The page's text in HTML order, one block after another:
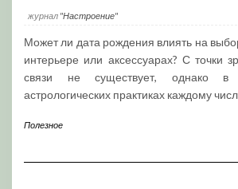
журнал "Настроение"
Может ли дата рождения влиять на
интерьере или аксессуарах? С точки
связи не существует, однако в
астрологических практиках каждому
Полезное